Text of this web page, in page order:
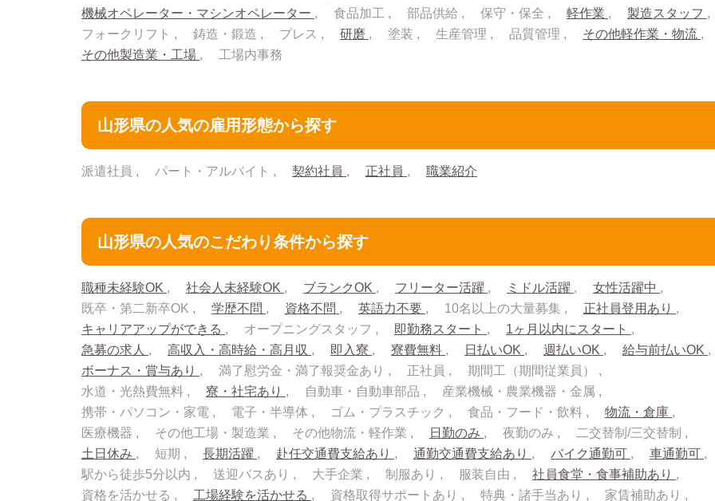
機械オペレーター・マシンオペレーター
食品加工 部品供給 保守・保全 軽作業
製造スタッフ
フォークリフト
鋳造・鍛造 プレス 研磨 塗装 生産管理 品質管理
その他軽作業・物流
その他製造業・工場
工場内事務
山形県の人気の雇用形態から探す
派遣社員 パート・アルバイト 契約社員 正社員 職業紹介
山形県の人気のこだわり条件から探す
職種未経験OK 社会人未経験OK ブランクOK フリーター活躍 ミドル活躍
女性活躍中
既卒・第二新卒OK
学歴不問 資格不問 英語力不要 10名以上の大量募集
正社員登用あり
キャリアアップができる
オープニングスタッフ 即勤務スタート
1ヶ月以内にスタート
急募の求人
高収入・高時給・高月収 即入寮 寮費無料 日払いOK 週払いOK
給与前払いOK
ボーナス・賞与あり
満了慰労金・満了報奨金あり 正社員
期間工（期間従業員）
水道・光熱費無料
寮・社宅あり 自動車・自動車部品
産業機械・農業機器・金属
携帯・パソコン・家電
電子・半導体 ゴム・プラスチック 食品・フード・飲料
物流・倉庫
医療機器
その他工場・製造業 その他物流・軽作業 日勤のみ 夜勤のみ
二交替制/三交替制
土日休み
短期 長期活躍 赴任交通費支給あり 通勤交通費支給あり バイク通勤可
車通勤可
駅から徒歩5分以内
送迎バスあり 大手企業 制服あり 服装自由
社員食堂・食事補助あり
資格を活かせる
工場経験を活かせる 資格取得サポートあり 特典・諸手当あり
家賃補助あり